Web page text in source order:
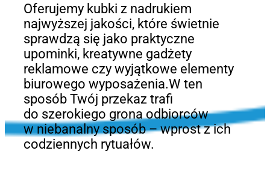
Oferujemy kubki z nadrukiem
najwyższej jakości, które świetnie
sprawdzą się jako praktyczne
upominki, kreatywne gadżety
reklamowe czy wyjątkowe elementy
biurowego wyposażenia.W ten
sposób Twój przekaz trafi
do szerokiego grona odbiorców
w niebanalny sposób – wprost z ich
codziennych rytuałów.